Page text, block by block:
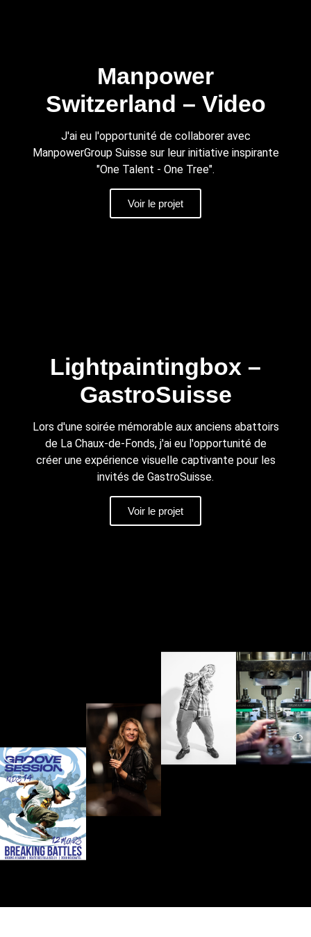
Manpower
Switzerland – Video
J'ai eu l'opportunité de collaborer avec
ManpowerGroup Suisse sur leur initiative inspirante
"One Talent - One Tree".
Voir le projet
Lightpaintingbox –
GastroSuisse
Lors d'une soirée mémorable aux anciens abattoirs
de La Chaux-de-Fonds, j'ai eu l'opportunité de
créer une expérience visuelle captivante pour les
invités de GastroSuisse.
Voir le projet